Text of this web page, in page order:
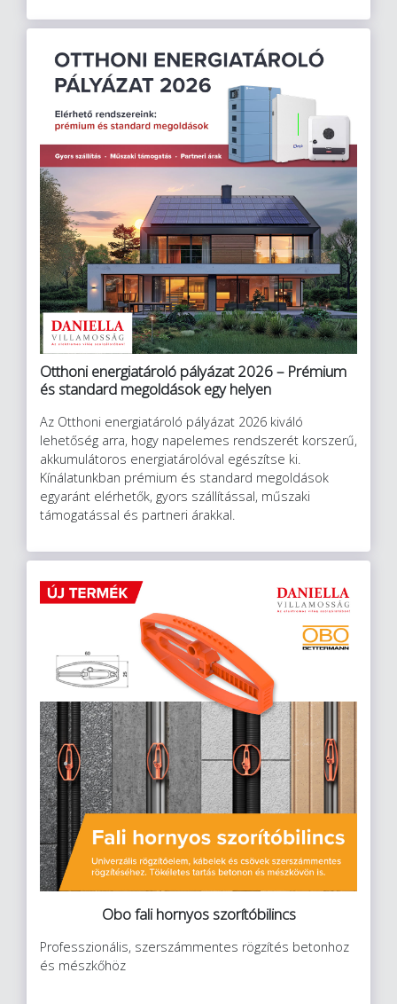
Otthoni energiatároló pályázat 2026 – Prémium
és standard megoldások egy helyen
Az Otthoni energiatároló pályázat 2026 kiváló
lehetőség arra, hogy napelemes rendszerét korszerű,
akkumulátoros energiatárolóval egészítse ki.
Kínálatunkban prémium és standard megoldások
egyaránt elérhetők, gyors szállítással, műszaki
támogatással és partneri árakkal.
Obo fali hornyos szorítóbilincs
Professzionális, szerszámmentes rögzítés betonhoz
és mészkőhöz